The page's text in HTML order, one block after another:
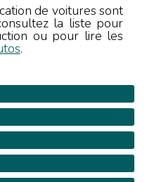
de voitures sont
la liste pour
ou pour lire les
.